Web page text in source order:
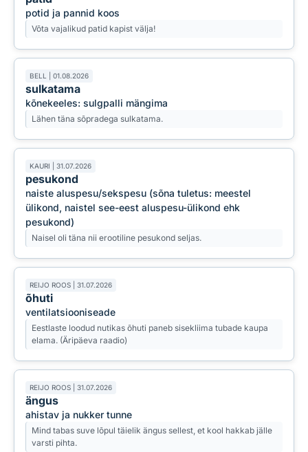
potid ja pannid koos
Võta vajalikud patid kapist välja!
BELL | 01.08.2026
sulkatama
kõnekeeles: sulgpalli mängima
Lähen täna sõpradega sulkatama.
KAURI | 31.07.2026
pesukond
naiste aluspesu/sekspesu (sõna tuletus: meestel
ülikond, naistel see-eest aluspesu-ülikond ehk
pesukond)
Naisel oli täna nii erootiline pesukond seljas.
REIJO ROOS | 31.07.2026
õhuti
ventilatsiooniseade
Eestlaste loodud nutikas õhuti paneb sisekliima tubade kaupa
elama. (Äripäeva raadio)
REIJO ROOS | 31.07.2026
ängus
ahistav ja nukker tunne
Mind tabas suve lõpul täielik ängus sellest, et kool hakkab jälle
varsti pihta.